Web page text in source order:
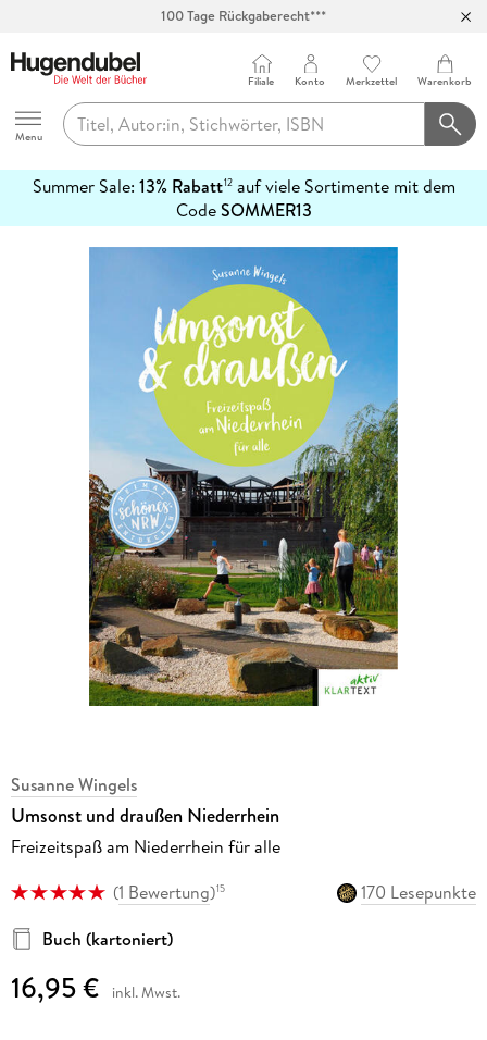
100 Tage Rückgaberecht***
Hugendubel
Menu
Filiale Konto Merkzettel Warenkorb
Summer Sale: 13% Rabatt12auf viele Sortimente mit dem
CodeSOMMER13
erfahren
Susanne Wingels
Umsonst und draußen Niederrhein
Freizeitspaß am Niederrhein für alle
(1 Bewertung)15
170 Lesepunkte
Buch (kartoniert)
16,95 € inkl. Mwst.